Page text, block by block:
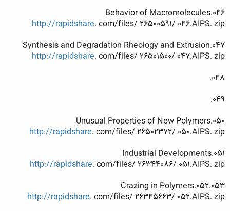
046.Behavior of Macromolecules
http://rapidshare. com/files/ 26500591/ 046.AIPS. zip
047.Synthesis and Degradation Rheology and Extrusion
http://rapidshare. com/files/ 26501500/ 047.AIPS. zip
048.
049.
050.Unusual Properties of New Polymers
http://rapidshare. com/files/ 26502372/ 050.AIPS. zip
051.Industrial Developments
http://rapidshare. com/files/ 26344086/ 051.AIPS. zip
052.053.Crazing in Polymers
http://rapidshare. com/files/ 26345663/ 052.AIPS. zip